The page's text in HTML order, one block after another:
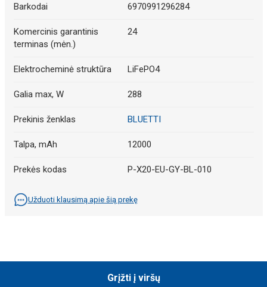
Barkodai 6970991296284
Komercinis garantinis
terminas (mėn.)
24
Elektrocheminė struktūra LiFePO4
Galia max, W 288
Prekinis ženklas BLUETTI
Talpa, mAh 12000
Prekės kodas P-X20-EU-GY-BL-010
Užduoti klausimą apie šią prekę
Grįžti į viršų